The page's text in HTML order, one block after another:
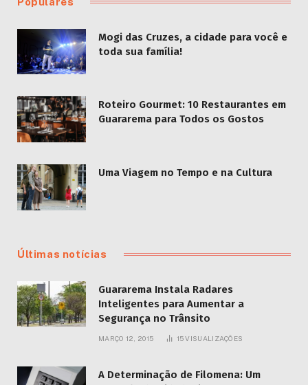
Mogi das Cruzes, a cidade para você e
toda sua família!
Roteiro Gourmet: 10 Restaurantes em
Guararema para Todos os Gostos
Uma Viagem no Tempo e na Cultura
Últimas notícias
Guararema Instala Radares
Inteligentes para Aumentar a
Segurança no Trânsito
MARÇO 12, 2015 15VISUALIZAÇÕES
A Determinação de Filomena: Um